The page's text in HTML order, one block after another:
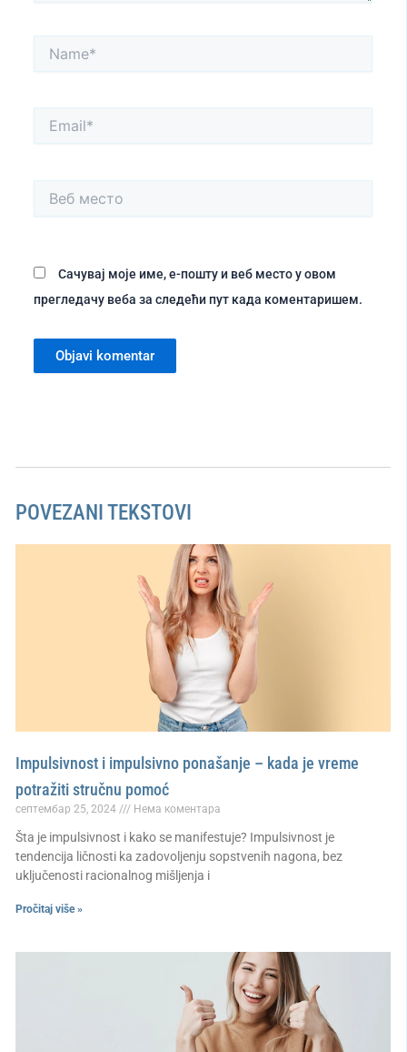
Name*
Email*
Веб
место
Сачувај моје име, е-пошту и веб место у овом
прегледачу веба за следећи пут када коментаришем.
POVEZANI TEKSTOVI
Impulsivnost i impulsivno ponašanje – kada je vreme
potražiti stručnu pomoć
септембар 25, 2024 Нема коментара
Šta je impulsivnost i kako se manifestuje? Impulsivnost je
tendencija ličnosti ka zadovoljenju sopstvenih nagona, bez
uključenosti racionalnog mišljenja i
Pročitaj više »